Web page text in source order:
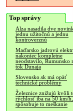
Top správy
Alza nasadila dve
jednu užitočnú a jednu
kontroverznú
Maďarsko jadrovú
nakoniec kompletne
neodstavilo, Rumunsko
tok Dunaja
Slovensko.sk má opäť
technické problémy
Železnice znižujú kvôli
rýchlosť iba na 50 km/h,
spôsobuje to meškanie